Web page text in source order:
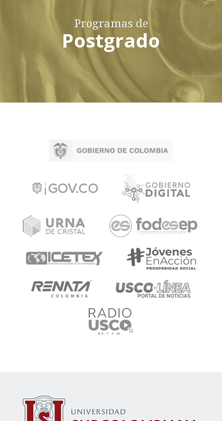
Programas de
Postgrado